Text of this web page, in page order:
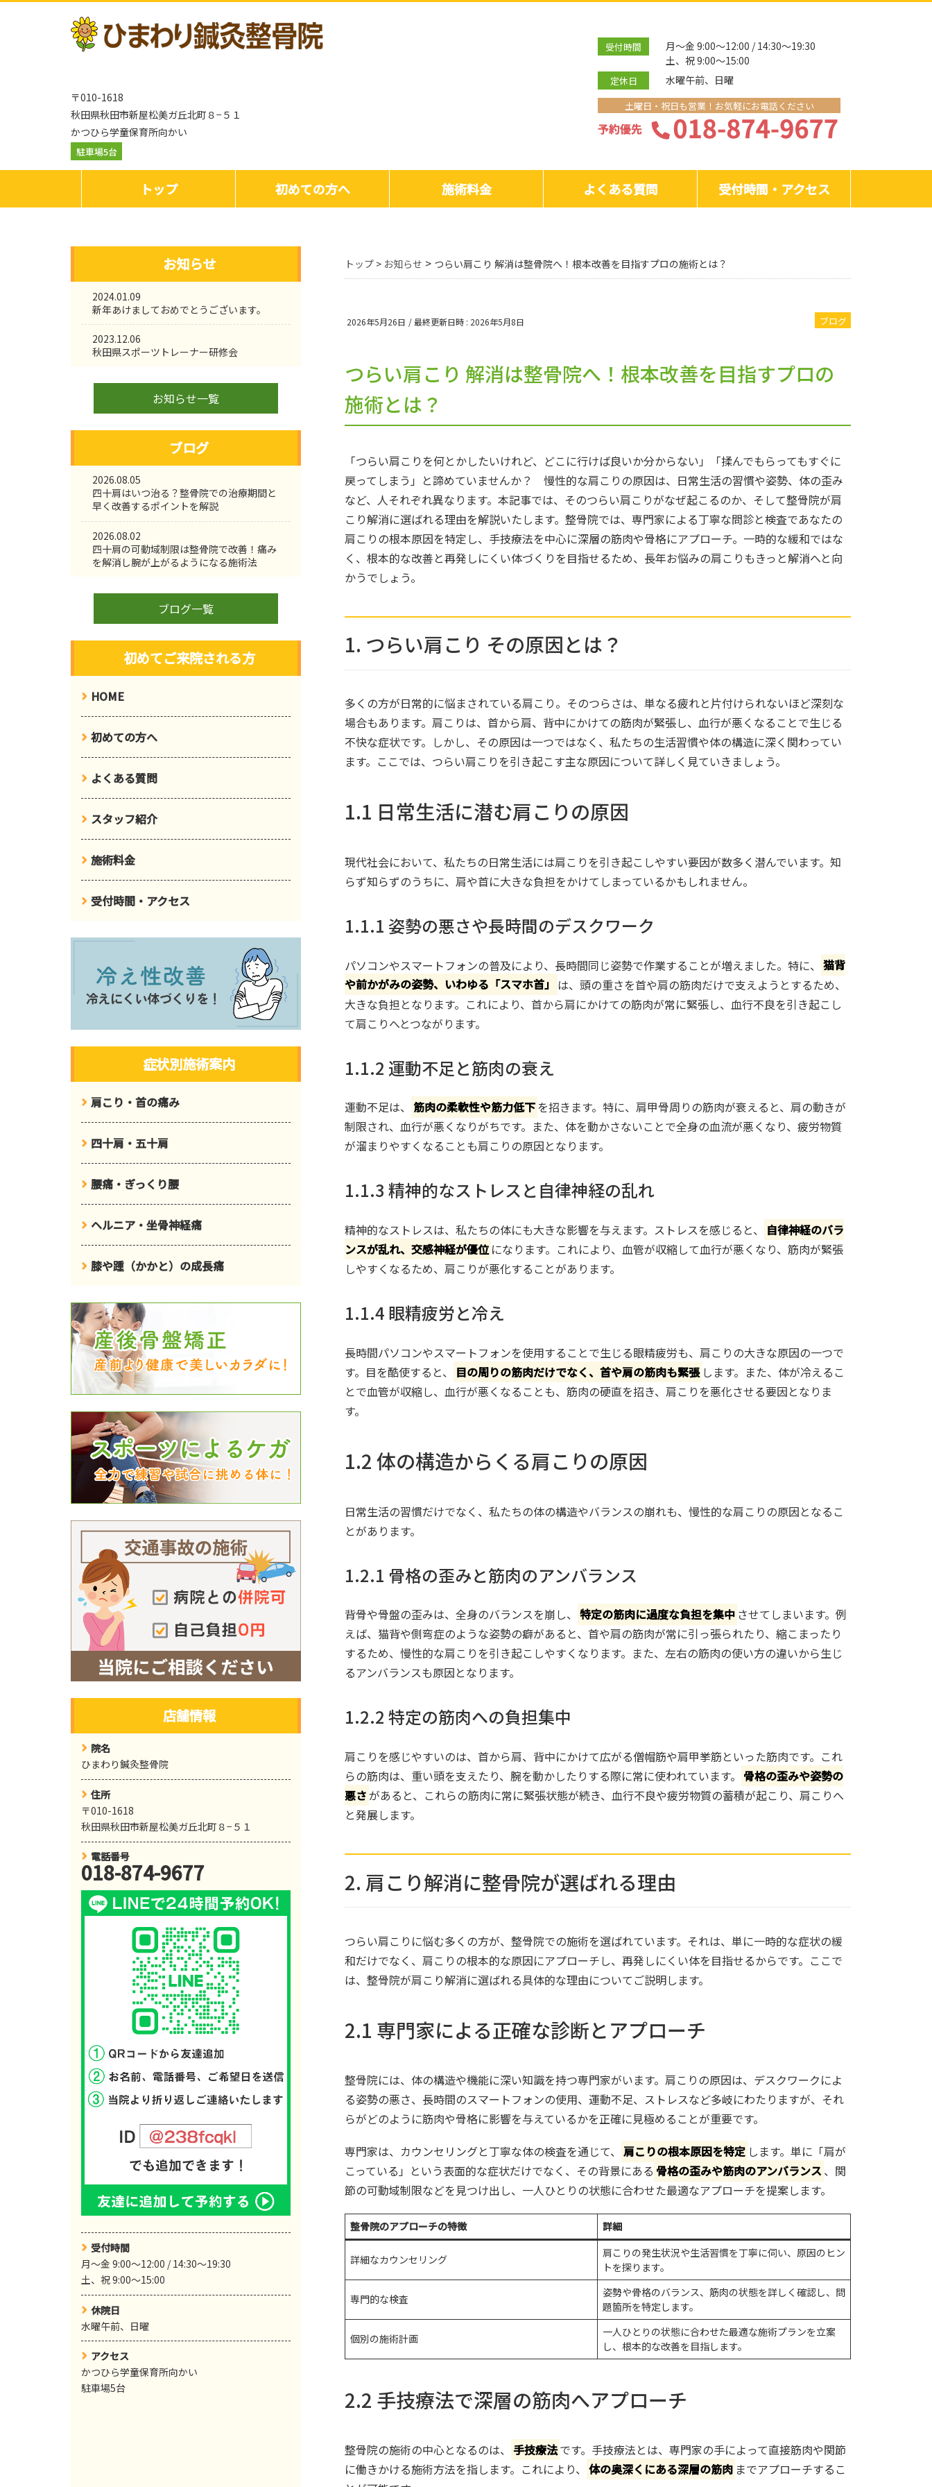
〒010-1618
秋田県秋田市新屋松美ガ丘北町８−５１
かつひら学童保育所向かい
駐車場5台
受付時間
月～金 9:00～12:00 / 14:30～19:30
土、祝 9:00～15:00
定休日 水曜午前、日曜
土曜日・祝日も営業！お気軽にお電話ください
トップ 初めての方へ 施術料金 よくある質問 受付時間・アクセス
トップ > お知らせ > つらい肩こり 解消は整骨院へ！根本改善を目指すプロの施術とは？
2026年5月26日 / 最終更新日時 : 2026年5月8日 ブログ
つらい肩こり 解消は整骨院へ！根本改善を目指すプロの
施術とは？
「つらい肩こりを何とかしたいけれど、どこに行けば良いか分からない」「揉んでもらってもすぐに
戻ってしまう」と諦めていませんか？ 慢性的な肩こりの原因は、日常生活の習慣や姿勢、体の歪み
など、人それぞれ異なります。本記事では、そのつらい肩こりがなぜ起こるのか、そして整骨院が肩
こり解消に選ばれる理由を解説いたします。整骨院では、専門家による丁寧な問診と検査であなたの
肩こりの根本原因を特定し、手技療法を中心に深層の筋肉や骨格にアプローチ。一時的な緩和ではな
く、根本的な改善と再発しにくい体づくりを目指せるため、長年お悩みの肩こりもきっと解消へと向
かうでしょう。
1. つらい肩こり その原因とは？
多くの方が日常的に悩まされている肩こり。そのつらさは、単なる疲れと片付けられないほど深刻な
場合もあります。肩こりは、首から肩、背中にかけての筋肉が緊張し、血行が悪くなることで生じる
不快な症状です。しかし、その原因は一つではなく、私たちの生活習慣や体の構造に深く関わってい
ます。ここでは、つらい肩こりを引き起こす主な原因について詳しく見ていきましょう。
1.1 日常生活に潜む肩こりの原因
現代社会において、私たちの日常生活には肩こりを引き起こしやすい要因が数多く潜んでいます。知
らず知らずのうちに、肩や首に大きな負担をかけてしまっているかもしれません。
1.1.1 姿勢の悪さや長時間のデスクワーク
パソコンやスマートフォンの普及により、長時間同じ姿勢で作業することが増えました。特に、 猫背
や前かがみの姿勢、いわゆる「スマホ首」 は、頭の重さを首や肩の筋肉だけで支えようとするため、
大きな負担となります。これにより、首から肩にかけての筋肉が常に緊張し、血行不良を引き起こし
て肩こりへとつながります。
1.1.2 運動不足と筋肉の衰え
運動不足は、 筋肉の柔軟性や筋力低下を招きます。特に、肩甲骨周りの筋肉が衰えると、肩の動きが
制限され、血行が悪くなりがちです。また、体を動かさないことで全身の血流が悪くなり、疲労物質
が溜まりやすくなることも肩こりの原因となります。
1.1.3 精神的なストレスと自律神経の乱れ
精神的なストレスは、私たちの体にも大きな影響を与えます。ストレスを感じると、
自律神経のバラ
ンスが乱れ、交感神経が優位 になります。これにより、血管が収縮して血行が悪くなり、筋肉が緊張
しやすくなるため、肩こりが悪化することがあります。
1.1.4 眼精疲労と冷え
長時間パソコンやスマートフォンを使用することで生じる眼精疲労も、肩こりの大きな原因の一つで
す。目を酷使すると、
目の周りの筋肉だけでなく、首や肩の筋肉も緊張 します。また、体が冷えるこ
とで血管が収縮し、血行が悪くなることも、筋肉の硬直を招き、肩こりを悪化させる要因となりま
す。
1.2 体の構造からくる肩こりの原因
日常生活の習慣だけでなく、私たちの体の構造やバランスの崩れも、慢性的な肩こりの原因となるこ
とがあります。
1.2.1 骨格の歪みと筋肉のアンバランス
背骨や骨盤の歪みは、全身のバランスを崩し、 特定の筋肉に過度な負担を集中 させてしまいます。例
えば、猫背や側弯症のような姿勢の癖があると、首や肩の筋肉が常に引っ張られたり、縮こまったり
するため、慢性的な肩こりを引き起こしやすくなります。また、左右の筋肉の使い方の違いから生じ
るアンバランスも原因となります。
1.2.2 特定の筋肉への負担集中
肩こりを感じやすいのは、首から肩、背中にかけて広がる僧帽筋や肩甲挙筋といった筋肉です。これ
らの筋肉は、重い頭を支えたり、腕を動かしたりする際に常に使われています。 骨格の歪みや姿勢の
悪さがあると、これらの筋肉に常に緊張状態が続き、血行不良や疲労物質の蓄積が起こり、肩こりへ
と発展します。
2. 肩こり解消に整骨院が選ばれる理由
つらい肩こりに悩む多くの方が、整骨院での施術を選ばれています。それは、単に一時的な症状の緩
和だけでなく、肩こりの根本的な原因にアプローチし、再発しにくい体を目指せるからです。ここで
は、整骨院が肩こり解消に選ばれる具体的な理由についてご説明します。
2.1 専門家による正確な診断とアプローチ
整骨院には、体の構造や機能に深い知識を持つ専門家がいます。肩こりの原因は、デスクワークによ
る姿勢の悪さ、長時間のスマートフォンの使用、運動不足、ストレスなど多岐にわたりますが、それ
らがどのように筋肉や骨格に影響を与えているかを正確に見極めることが重要です。
専門家は、カウンセリングと丁寧な体の検査を通じて、 肩こりの根本原因を特定 します。単に「肩が
こっている」という表面的な症状だけでなく、その背景にある 骨格の歪みや筋肉のアンバランス、関
節の可動域制限などを見つけ出し、一人ひとりの状態に合わせた最適なアプローチを提案します。
整骨院のアプローチの特徴 詳細
詳細なカウンセリング
肩こりの発生状況や生活習慣を丁寧に伺い、原因のヒン
トを探ります。
専門的な検査
姿勢や骨格のバランス、筋肉の状態を詳しく確認し、問
題箇所を特定します。
個別の施術計画
一人ひとりの状態に合わせた最適な施術プランを立案
し、根本的な改善を目指します。
2.2 手技療法で深層の筋肉へアプローチ
整骨院の施術の中心となるのは、 手技療法です。手技療法とは、専門家の手によって直接筋肉や関節
に働きかける施術方法を指します。これにより、 体の奥深くにある深層の筋肉 までアプローチするこ
お知らせ
2024.01.09
新年あけましておめでとうございます。
2023.12.06
秋田県スポーツトレーナー研修会
お知らせ一覧
ブログ
2026.08.05
四十肩はいつ治る？整骨院での治療期間と
早く改善するポイントを解説
2026.08.02
四十肩の可動域制限は整骨院で改善！痛み
を解消し腕が上がるようになる施術法
ブログ一覧
初めてご来院される方
HOME
初めての方へ
よくある質問
スタッフ紹介
施術料金
受付時間・アクセス
症状別施術案内
肩こり・首の痛み
四十肩・五十肩
腰痛・ぎっくり腰
ヘルニア・坐骨神経痛
膝や踵（かかと）の成長痛
店舗情報
院名
ひまわり鍼灸整骨院
住所
〒010-1618
秋田県秋田市新屋松美ガ丘北町８−５１
電話番号
018-874-9677
受付時間
月～金 9:00～12:00 / 14:30〜19:30
土、祝 9:00～15:00
休院日
水曜午前、日曜
アクセス
かつひら学童保育所向かい
駐車場5台